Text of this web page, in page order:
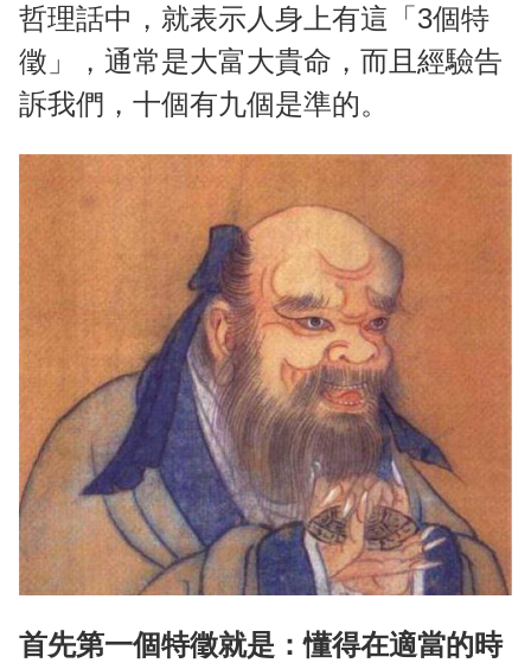
哲理話中，就表示人身上有這「3個特
徵」，通常是大富大貴命，而且經驗告
訴我們，十個有九個是準的。
首先第一個特徵就是：懂得在適當的時